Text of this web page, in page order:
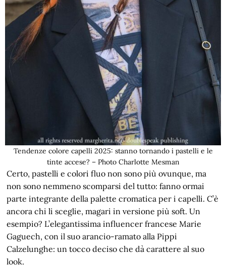
Tendenze colore capelli 2025: stanno tornando i pastelli e le
tinte accese? – Photo Charlotte Mesman
Certo, pastelli e colori fluo non sono più ovunque, ma
non sono nemmeno scomparsi del tutto: fanno ormai
parte integrante della palette cromatica per i capelli. C’è
ancora chi li sceglie, magari in versione più soft. Un
esempio? L’elegantissima influencer francese Marie
Gaguech, con il suo arancio-ramato alla Pippi
Calzelunghe: un tocco deciso che dà carattere al suo
look.